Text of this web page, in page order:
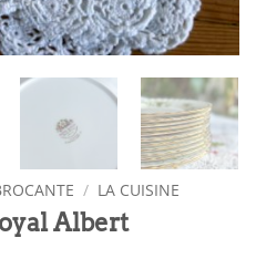
/ LA CUISINE
Albert